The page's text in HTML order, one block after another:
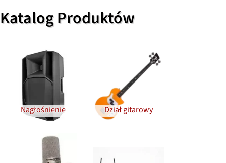
Katalog Produktów
Nagłośnienie Dział gitarowy